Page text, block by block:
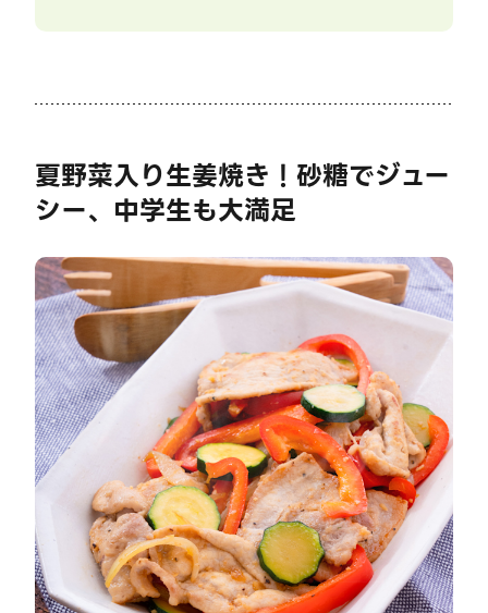
夏野菜入り生姜焼き！砂糖でジュー
シー、中学生も大満足